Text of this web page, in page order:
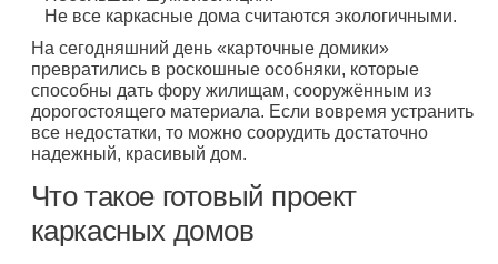
Не все каркасные дома считаются экологичными.
На сегодняшний день «карточные домики»
превратились в роскошные особняки, которые
способны дать фору жилищам, сооружённым из
дорогостоящего материала. Если вовремя устранить
все недостатки, то можно соорудить достаточно
надежный, красивый дом.
Что такое готовый проект
каркасных домов